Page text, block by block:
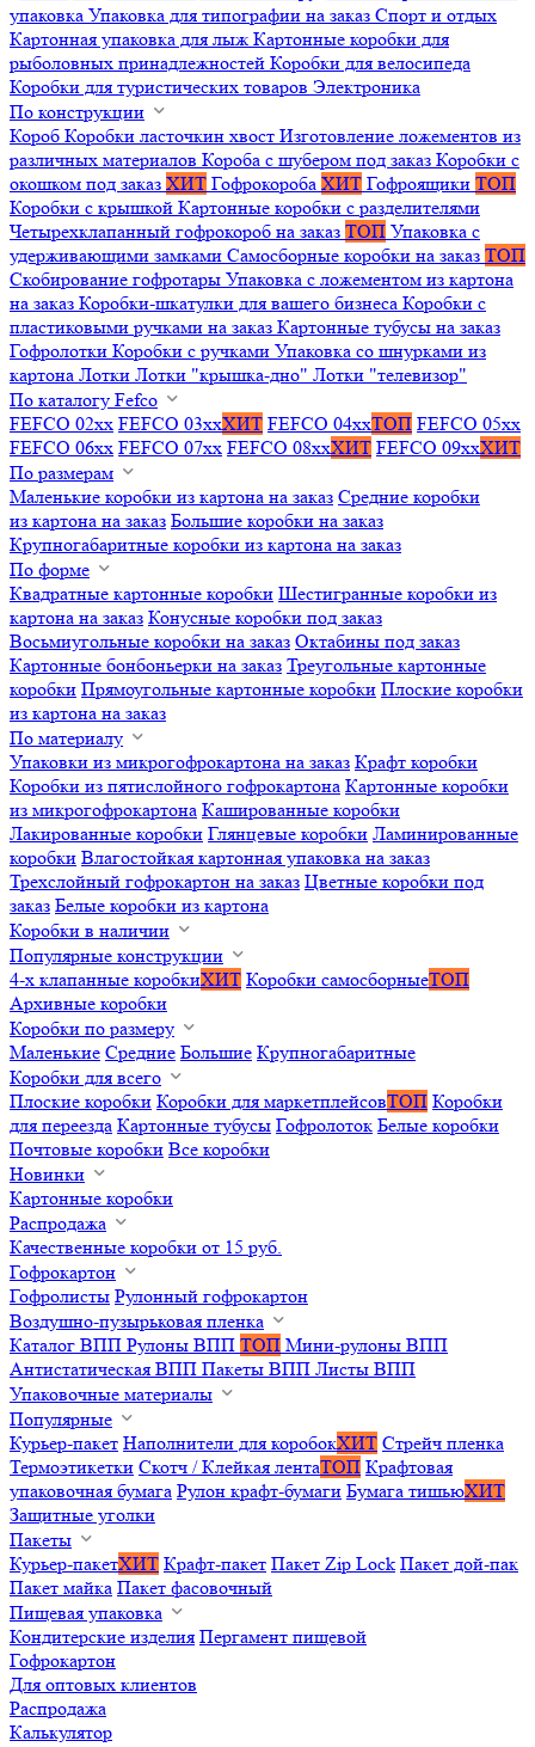
упаковка Упаковка для типографии на заказ Спорт и отдых
Картонная упаковка для лыж Картонные коробки для
рыболовных принадлежностей Коробки для велосипеда
Коробки для туристических товаров Электроника
По конструкции
Короб Коробки ласточкин хвост Изготовление ложементов из
различных материалов Короба с шубером под заказ Коробки с
окошком под заказ ХИТ Гофрокороба ХИТ Гофроящики ТОП
Коробки с крышкой Картонные коробки с разделителями
Четырехклапанный гофрокороб на заказ ТОП Упаковка с
удерживающими замками Самосборные коробки на заказ ТОП
Скобирование гофротары Упаковка с ложементом из картона
на заказ Коробки-шкатулки для вашего бизнеса Коробки с
пластиковыми ручками на заказ Картонные тубусы на заказ
Гофролотки Коробки с ручками Упаковка со шнурками из
картона Лотки Лотки "крышка-дно" Лотки "телевизор"
По каталогу Fefco
FEFCO 02xx FEFCO 03xxХИТ FEFCO 04xxТОП FEFCO 05xx
FEFCO 06xx FEFCO 07xx FEFCO 08xxХИТ FEFCO 09xxХИТ
По размерам
Маленькие коробки из картона на заказ Средние коробки
из картона на заказ Большие коробки на заказ
Крупногабаритные коробки из картона на заказ
По форме
Квадратные картонные коробки Шестигранные коробки из
картона на заказ Конусные коробки под заказ
Восьмиугольные коробки на заказ Октабины под заказ
Картонные бонбоньерки на заказ Треугольные картонные
коробки Прямоугольные картонные коробки Плоские коробки
из картона на заказ
По материалу
Упаковки из микрогофрокартона на заказ Крафт коробки
Коробки из пятислойного гофрокартона Картонные коробки
из микрогофрокартона Кашированные коробки
Лакированные коробки Глянцевые коробки Ламинированные
коробки Влагостойкая картонная упаковка на заказ
Трехслойный гофрокартон на заказ Цветные коробки под
заказ Белые коробки из картона
Коробки в наличии
Популярные конструкции
4-х клапанные коробкиХИТ Коробки самосборныеТОП
Архивные коробки
Коробки по размеру
Маленькие Средние Большие Крупногабаритные
Коробки для всего
Плоские коробки Коробки для маркетплейсовТОП Коробки
для переезда Картонные тубусы Гофролоток Белые коробки
Почтовые коробки Все коробки
Новинки
Картонные коробки
Распродажа
Качественные коробки от 15 руб.
Гофрокартон
Гофролисты Рулонный гофрокартон
Воздушно-пузырьковая пленка
Каталог ВПП Рулоны ВПП ТОП Мини-рулоны ВПП
Антистатическая ВПП Пакеты ВПП Листы ВПП
Упаковочные материалы
Популярные
Курьер-пакет Наполнители для коробокХИТ Стрейч пленка
Термоэтикетки Скотч / Клейкая лентаТОП Крафтовая
упаковочная бумага Рулон крафт-бумаги Бумага тишьюХИТ
Защитные уголки
Пакеты
Курьер-пакетХИТ Крафт-пакет Пакет Zip Lock Пакет дой-пак
Пакет майка Пакет фасовочный
Пищевая упаковка
Кондитерские изделия Пергамент пищевой
Гофрокартон
Для оптовых клиентов
Распродажа
Калькулятор